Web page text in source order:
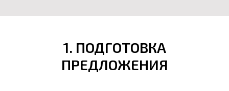
1. ПОДГОТОВКА
ПРЕДЛОЖЕНИЯ